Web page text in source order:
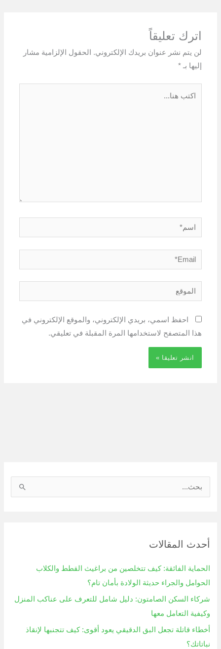
اترك تعليقاً
لن يتم نشر عنوان بريدك الإلكتروني.
الحقول الإلزامية مشار
إليها بـ*
اسم*
Email*
الموقع
احفظ اسمي، بريدي الإلكتروني، والموقع الإلكتروني في
هذا المتصفح لاستخدامها المرة المقبلة في تعليقي.
ثأحدث المقالات
الحماية الفائقة: كيف تتخلصين من براغيث القطط والكلاب
الحوامل والجراء حديثة الولادة بأمان تام؟
شركاء السكن الصامتون: دليل شامل للتعرف على عناكب المنزل
وكيفية التعامل معها
أخطاء قاتلة تجعل البق الدقيقي يعود أقوى: كيف تتجنبها لإنقاذ
نباتاتك؟